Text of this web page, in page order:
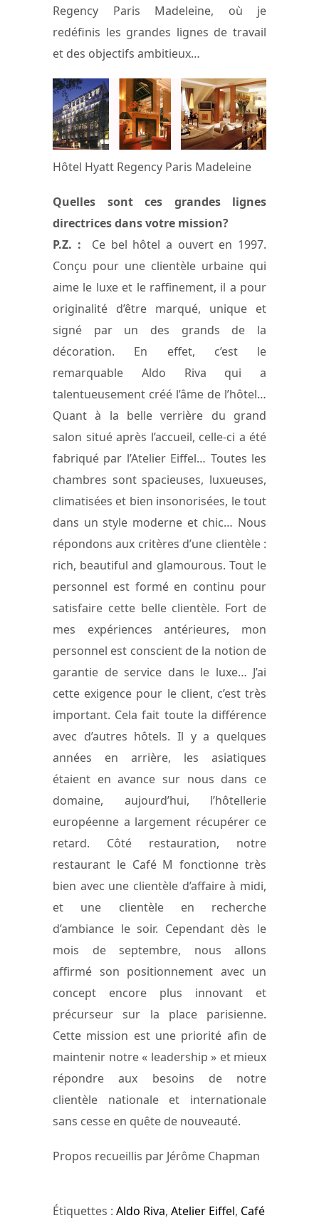
Regency Paris Madeleine, où je
redéfinis les grandes lignes de travail
et des objectifs ambitieux…
Hôtel Hyatt Regency Paris Madeleine
Quelles sont ces grandes lignes
directrices dans votre mission?
P.Z. : Ce bel hôtel a ouvert en 1997.
Conçu pour une clientèle urbaine qui
aime le luxe et le raffinement, il a pour
originalité d’être marqué, unique et
signé par un des grands de la
décoration. En effet, c’est le
remarquable Aldo Riva qui a
talentueusement créé l’âme de l’hôtel…
Quant à la belle verrière du grand
salon situé après l’accueil, celle-ci a été
fabriqué par l’Atelier Eiffel… Toutes les
chambres sont spacieuses, luxueuses,
climatisées et bien insonorisées, le tout
dans un style moderne et chic… Nous
répondons aux critères d’une clientèle :
rich, beautiful and glamourous. Tout le
personnel est formé en continu pour
satisfaire cette belle clientèle. Fort de
mes expériences antérieures, mon
personnel est conscient de la notion de
garantie de service dans le luxe… J’ai
cette exigence pour le client, c’est très
important. Cela fait toute la différence
avec d’autres hôtels. Il y a quelques
années en arrière, les asiatiques
étaient en avance sur nous dans ce
domaine, aujourd’hui, l’hôtellerie
européenne a largement récupérer ce
retard. Côté restauration, notre
restaurant le Café M fonctionne très
bien avec une clientèle d’affaire à midi,
et une clientèle en recherche
d’ambiance le soir. Cependant dès le
mois de septembre, nous allons
affirmé son positionnement avec un
concept encore plus innovant et
précurseur sur la place parisienne.
Cette mission est une priorité afin de
maintenir notre « leadership » et mieux
répondre aux besoins de notre
clientèle nationale et internationale
sans cesse en quête de nouveauté.
Propos recueillis par Jérôme Chapman
Étiquettes : Aldo Riva, Atelier Eiffel, Café